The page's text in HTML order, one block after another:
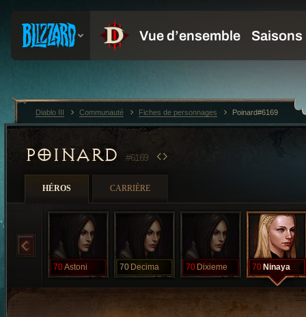
POINARD #6169
HÉROS CARRIÈRE
70Astoni 70 Decima 70 Dixieme 70 Ninaya
Diablo III Communauté Fiches de personnages Poinard#6169